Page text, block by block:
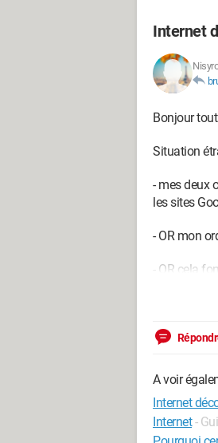
Internet
Bonjour
Situation
- mes deux
les sites
- OR mon
- OR cela
- Bouygues
De l'aide
A voir
Internet
Internet -